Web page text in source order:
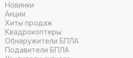
Новинки
Акции
Хиты продаж
Квадрокоптеры
Обнаружители БПЛА
Подавители БПЛА